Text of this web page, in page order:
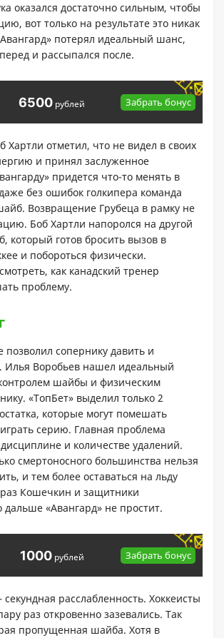
оказался достаточно сильным, чтобы
вот только на результате это никак
потерял идеальный шанс,
и рассыпался после.
6500 рублей Забрать бонус
Хартли отметил, что не видел в своих
и принял заслуженное
придется что-то менять в
без ошибок голкипера команда
Возвращение Грубеца в рамку не
Боб Хартли напоролся на другой
который готов бросить вызов в
и побороться физически.
как канадский тренер
проблему.
позволил сопернику давить и
Илья Воробьев нашел идеальный
шайбы и физическим
«ТопБет» выделил только 2
которые могут помешать
серию. Главная проблема
и количестве удалений.
смертоносного большинства нельзя
и тем более оставаться на льду
раз Кошечкин и защитники
дальше «Авангард» не простит.
1000 рублей Забрать бонус
расслабленность. Хоккеисты
раз откровенно зазевались. Так
пропущенная шайба. Хотя в